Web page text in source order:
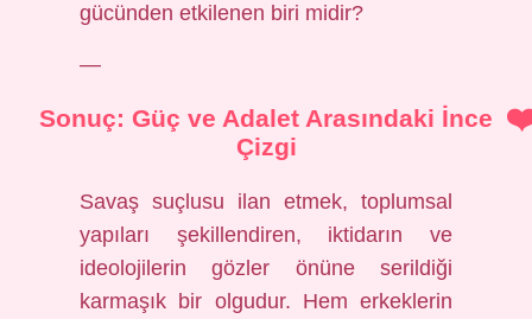
gücünden etkilenen biri midir?
—
Sonuç: Güç ve Adalet Arasındaki İnce
Çizgi
Savaş suçlusu ilan etmek, toplumsal
yapıları şekillendiren, iktidarın ve
ideolojilerin gözler önüne serildiği
karmaşık bir olgudur. Hem erkeklerin